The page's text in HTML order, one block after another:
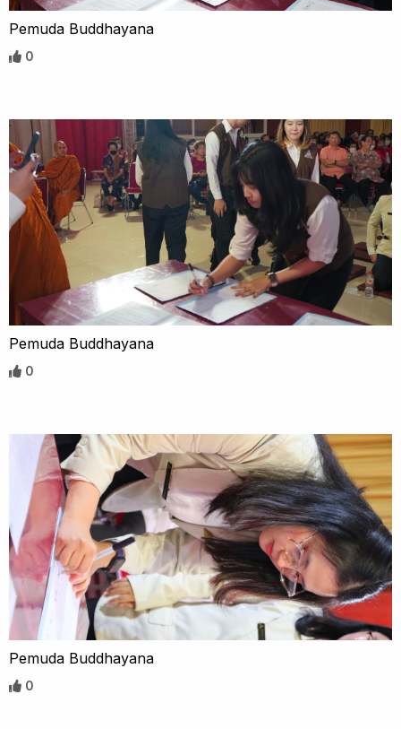
Pemuda Buddhayana
0
Pemuda Buddhayana
0
Pemuda Buddhayana
0